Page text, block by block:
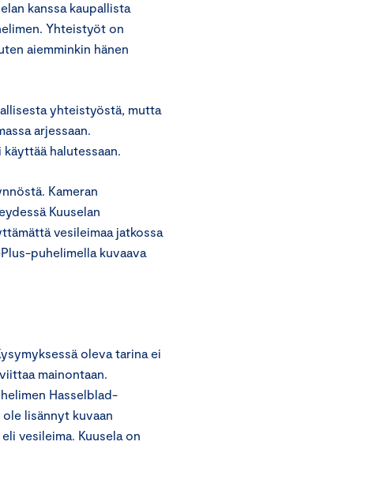
kanssa kaupallista
Yhteistyöt on
aiemminkin hänen
yhteistyöstä, mutta
arjessaan.
halutessaan.
Kameran
Kuuselan
vesileimaa jatkossa
puhelimella kuvaava
oleva tarina ei
mainontaan.
Hasselblad-
lisännyt kuvaan
vesileima. Kuusela on